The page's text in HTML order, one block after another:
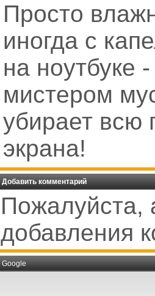
Просто
иногда с
на ноутбуке
мистером
убирает всю
экрана!
Добавить комментарий
Пожалуйста,
добавления
Google